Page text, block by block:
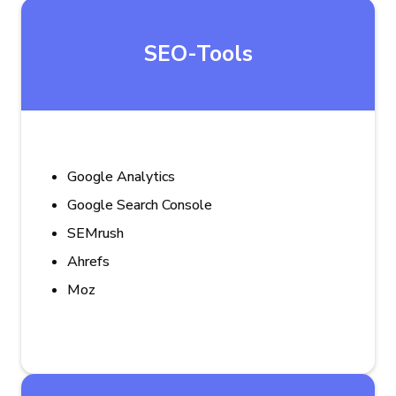
SEO-Tools
Google Analytics
Google Search Console
SEMrush
Ahrefs
Moz